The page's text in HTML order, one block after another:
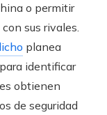
o permitir
sus rivales.
planea
identificar
obtienen
de seguridad